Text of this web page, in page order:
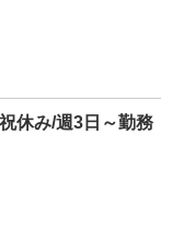
休み/週3日～勤務